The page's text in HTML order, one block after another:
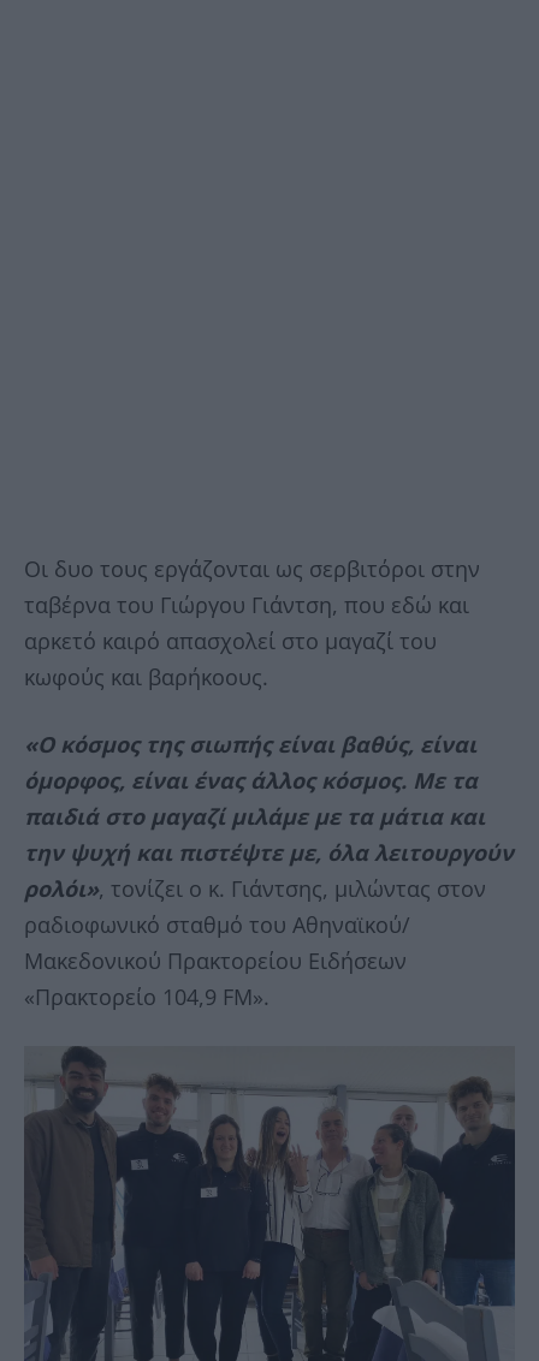
Οι δυο τους εργάζονται ως σερβιτόροι στην
ταβέρνα του Γιώργου Γιάντση, που εδώ και
αρκετό καιρό απασχολεί στο μαγαζί του
κωφούς και βαρήκοους.
«Ο κόσμος της σιωπής είναι βαθύς, είναι
όμορφος, είναι ένας άλλος κόσμος. Με τα
παιδιά στο μαγαζί μιλάμε με τα μάτια και
την ψυχή και πιστέψτε με, όλα λειτουργούν
ρολόι», τονίζει ο κ. Γιάντσης, μιλώντας στον
ραδιοφωνικό σταθμό του Αθηναϊκού/
Μακεδονικού Πρακτορείου Ειδήσεων
«Πρακτορείο 104,9 FM».